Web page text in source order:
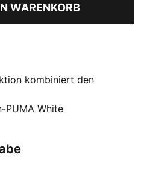
WARENKORB
kombiniert den
mit leistungsorientiertem
repräsentierst du die
Idole, wenn du dich auf
Komfort bist du damit
Straße immer bereit für
PUMA White